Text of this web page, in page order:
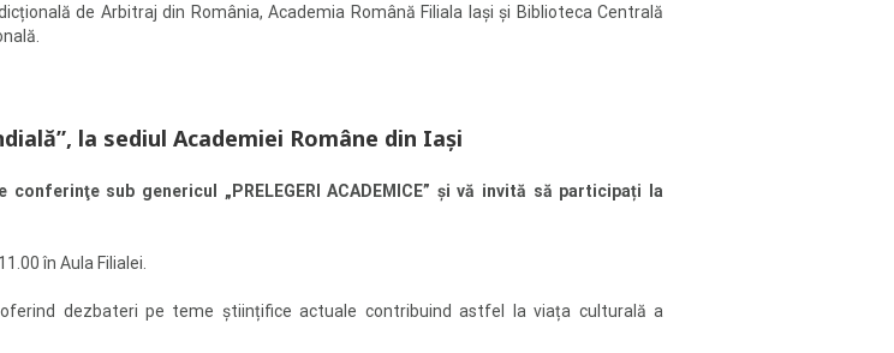
de Arbitraj din România, Academia Română Filiala Iași și Biblioteca Centrală
la sediul Academiei Române din Iași
sub genericul „PRELEGERI ACADEMICE” și vă invită să participați la
în Aula Filialei.
oferind dezbateri pe teme științifice actuale contribuind astfel la viața culturală a